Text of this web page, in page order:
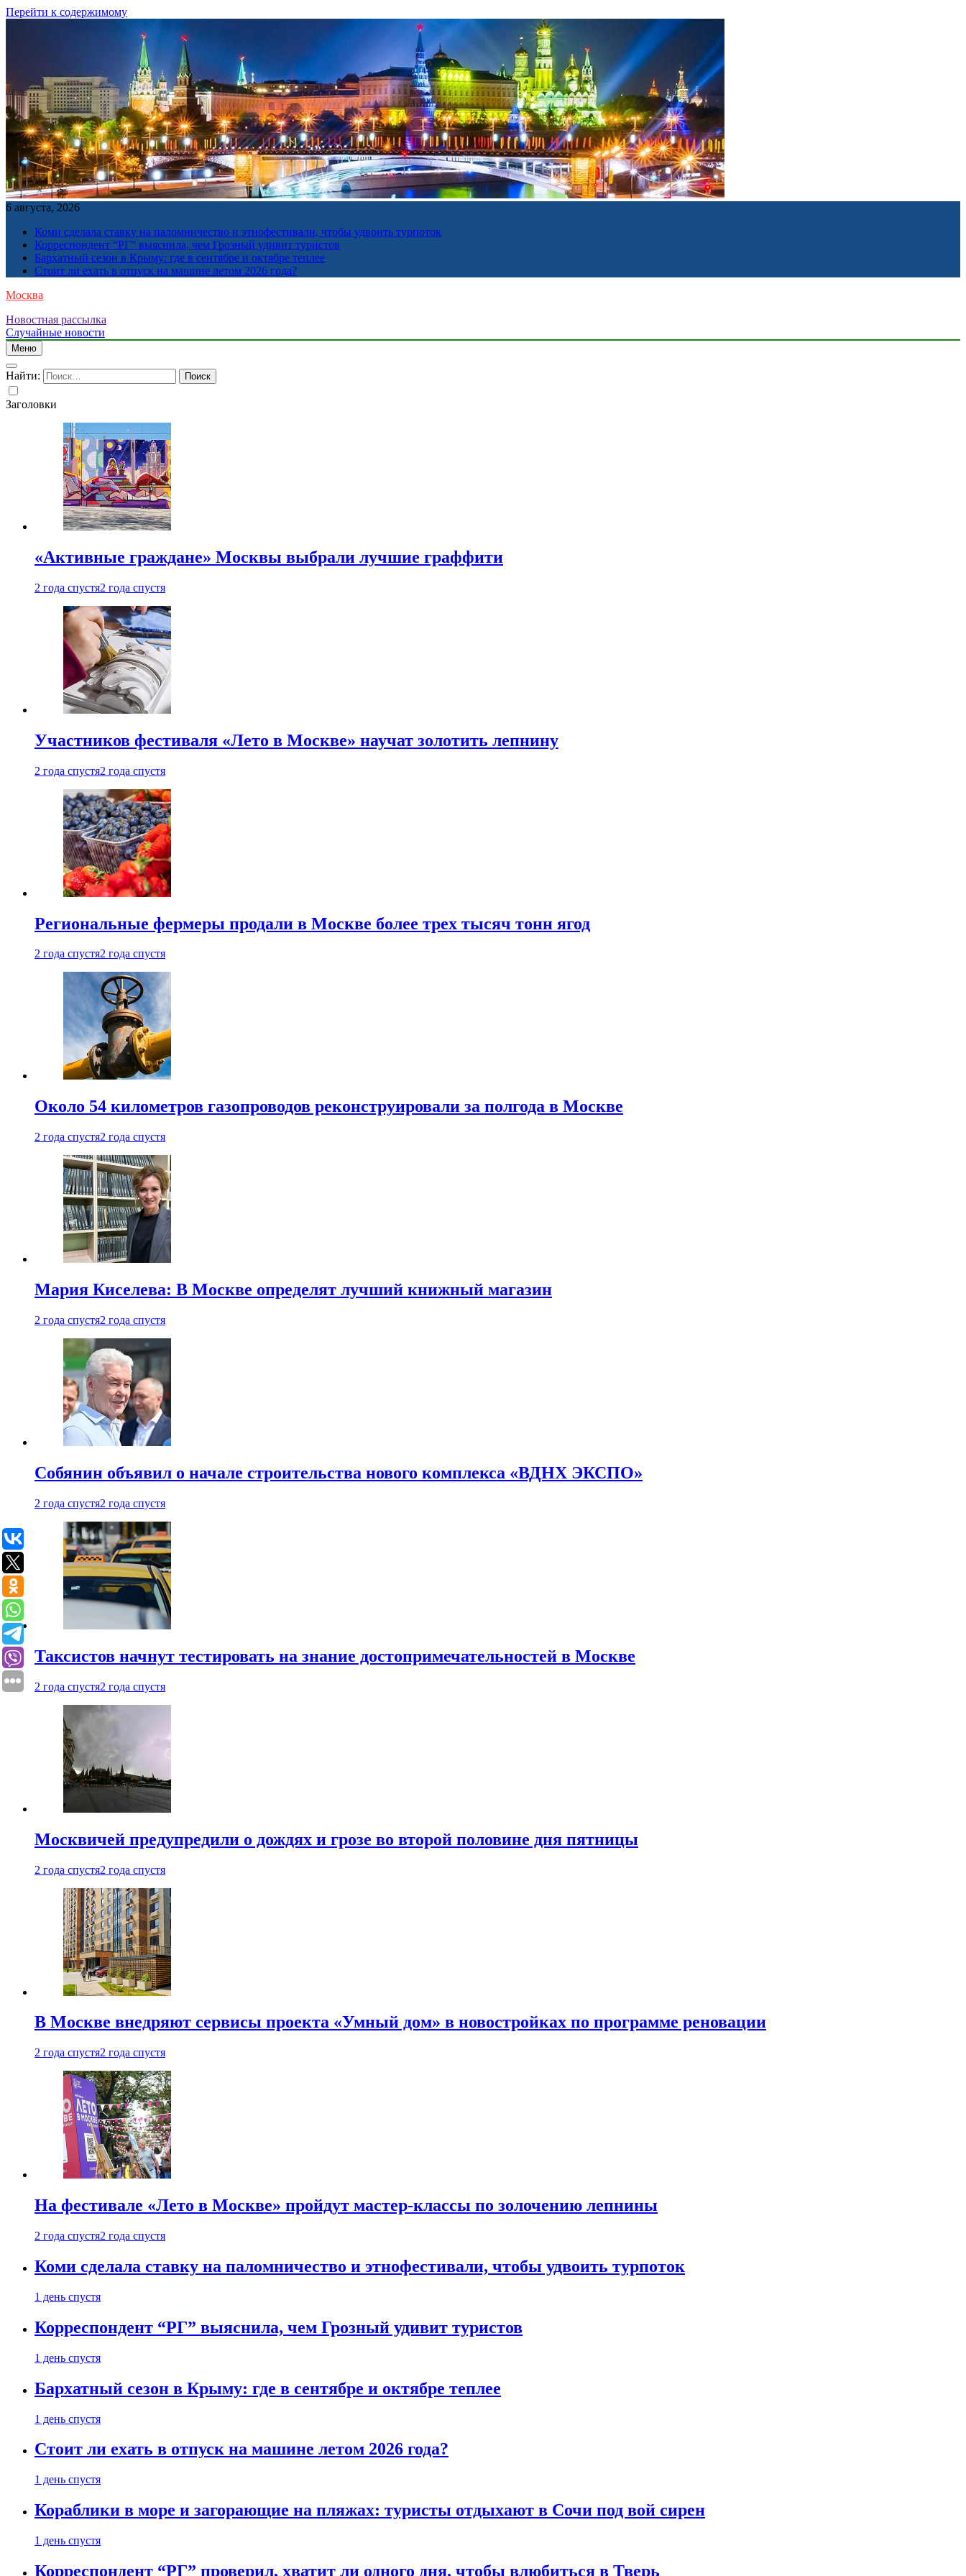
Перейти к содержимому
6 августа, 2026
Коми сделала ставку на паломничество и этнофестивали, чтобы удвоить турпоток
Корреспондент “РГ” выяснила, чем Грозный удивит туристов
Бархатный сезон в Крыму: где в сентябре и октябре теплее
Стоит ли ехать в отпуск на машине летом 2026 года?
Москва
Новостная рассылка
Случайные новости
Меню
Найти:
Заголовки
«Активные граждане» Москвы выбрали лучшие граффити
2 года спустя2 года спустя
Участников фестиваля «Лето в Москве» научат золотить лепнину
2 года спустя2 года спустя
Региональные фермеры продали в Москве более трех тысяч тонн ягод
2 года спустя2 года спустя
Около 54 километров газопроводов реконструировали за полгода в Москве
2 года спустя2 года спустя
Мария Киселева: В Москве определят лучший книжный магазин
2 года спустя2 года спустя
Собянин объявил о начале строительства нового комплекса «ВДНХ ЭКСПО»
2 года спустя2 года спустя
Таксистов начнут тестировать на знание достопримечательностей в Москве
2 года спустя2 года спустя
Москвичей предупредили о дождях и грозе во второй половине дня пятницы
2 года спустя2 года спустя
В Москве внедряют сервисы проекта «Умный дом» в новостройках по программе реновации
2 года спустя2 года спустя
На фестивале «Лето в Москве» пройдут мастер-классы по золочению лепнины
2 года спустя2 года спустя
Коми сделала ставку на паломничество и этнофестивали, чтобы удвоить турпоток
1 день спустя
Корреспондент “РГ” выяснила, чем Грозный удивит туристов
1 день спустя
Бархатный сезон в Крыму: где в сентябре и октябре теплее
1 день спустя
Стоит ли ехать в отпуск на машине летом 2026 года?
1 день спустя
Кораблики в море и загорающие на пляжах: туристы отдыхают в Сочи под вой сирен
1 день спустя
Корреспондент “РГ” проверил, хватит ли одного дня, чтобы влюбиться в Тверь